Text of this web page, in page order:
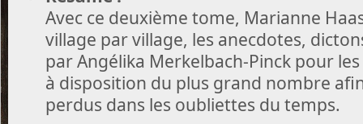
Avec ce deuxième tome, Marianne
village par village, les anecdotes,
par Angélika Merkelbach-Pinck pour
à disposition du plus grand nombre
perdus dans les oubliettes du temps.